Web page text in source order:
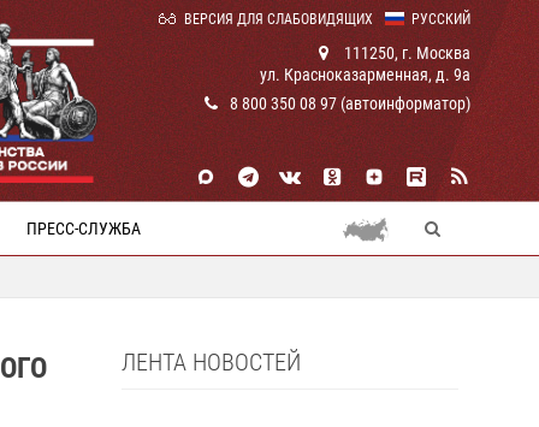
РУССКИЙ
ВЕРСИЯ ДЛЯ СЛАБОВИДЯЩИХ
111250, г. Москва
ул. Красноказарменная, д. 9а
8 800 350 08 97 (автоинформатор)
ПРЕСС-СЛУЖБА
ЛЕНТА НОВОСТЕЙ